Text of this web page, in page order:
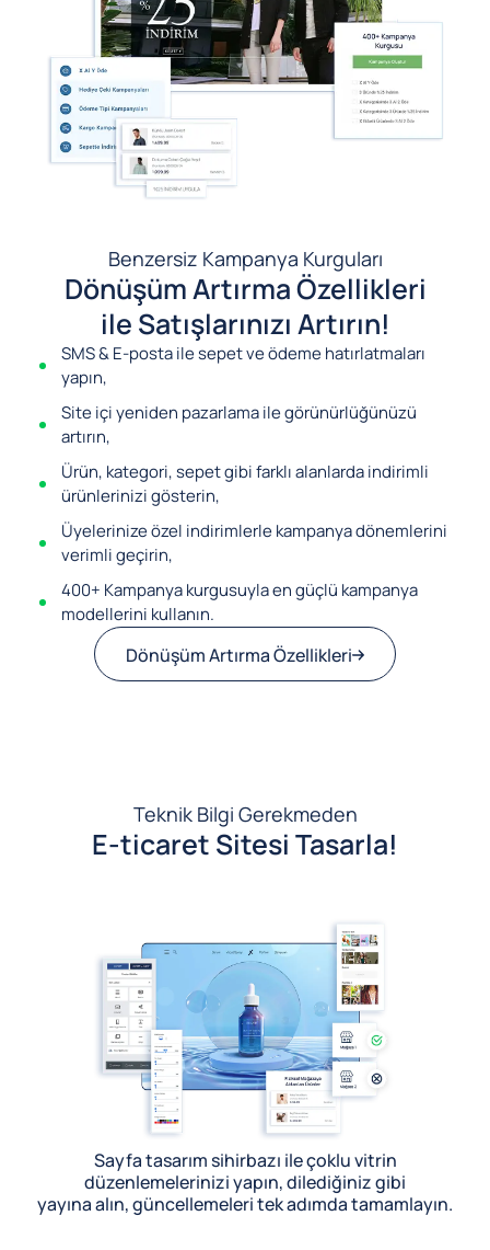
Benzersiz Kampanya Kurguları
Dönüşüm Artırma Özellikleri
ile Satışlarınızı Artırın!
SMS & E-posta ile sepet ve ödeme hatırlatmaları
yapın,
Site içi yeniden pazarlama ile görünürlüğünüzü
artırın,
Ürün, kategori, sepet gibi farklı alanlarda indirimli
ürünlerinizi gösterin,
Üyelerinize özel indirimlerle kampanya dönemlerini
verimli geçirin,
400+ Kampanya kurgusuyla en güçlü kampanya
modellerini kullanın.
Dönüşüm Artırma Özellikleri
Teknik Bilgi Gerekmeden
E-ticaret Sitesi Tasarla!
Sayfa tasarım sihirbazı ile çoklu vitrin
düzenlemelerinizi yapın, dilediğiniz gibi
yayına alın, güncellemeleri tek adımda tamamlayın.